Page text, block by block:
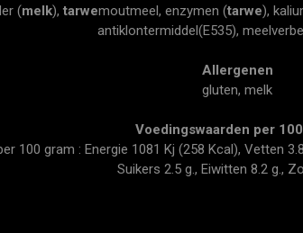
(melk), tarwemoutmeel, enzymen (tarwe),
antiklontermiddel(E535),
Allergenen
gluten, melk
Voedingswaarden per
100 gram : Energie 1081 Kj (258 Kcal), Vetten
Suikers 2.5 g., Eiwitten 8.2 g.,